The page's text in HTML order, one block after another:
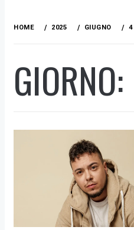
HOME 2025 GIUGNO 4
GIORNO: